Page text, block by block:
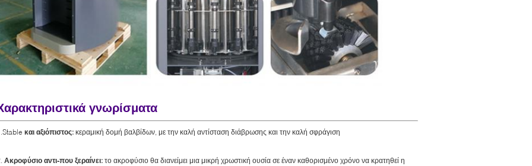
γνωρίσματα
και αξιόπιστος: κεραμική δομή βαλβίδων, με την καλή αντίσταση διάβρωσης και την καλή σφράγιση
Ακροφύσιο αντι-που ξεραίνει: το ακροφύσιο θα διανείμει μια μικρή χρωστική ουσία σε έναν καθορισμένο χρόνο να κρατηθεί η